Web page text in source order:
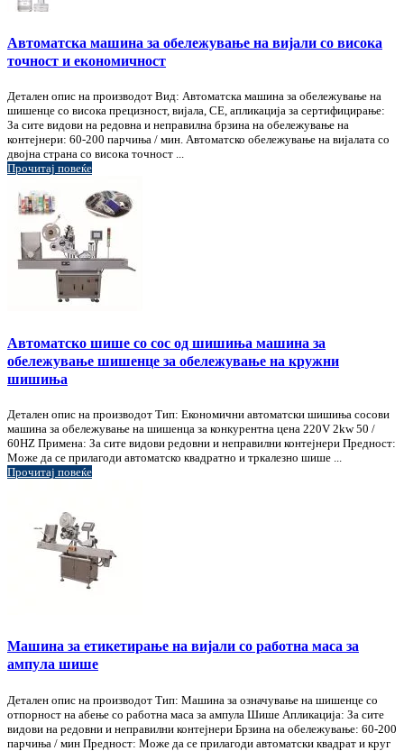
Автоматска машина за обележување на вијали со висока
точност и економичност
Детален опис на производот Вид: Автоматска машина за обележување на
шишенце со висока прецизност, вијала, CE, апликација за сертифицирање:
За сите видови на редовна и неправилна брзина на обележување на
контејнери: 60-200 парчиња / мин. Автоматско обележување на вијалата со
двојна страна со висока точност ...
Прочитај повеќе
Автоматско шише со сос од шишиња машина за
обележување шишенце за обележување на кружни
шишиња
Детален опис на производот Тип: Економични автоматски шишиња сосови
машина за обележување на шишенца за конкурентна цена 220V 2kw 50 /
60HZ Примена: За сите видови редовни и неправилни контејнери Предност:
Може да се прилагоди автоматско квадратно и тркалезно шише ...
Прочитај повеќе
Машина за етикетирање на вијали со работна маса за
ампула шише
Детален опис на производот Тип: Машина за означување на шишенце со
отпорност на абење со работна маса за ампула Шише Апликација: За сите
видови на редовни и неправилни контејнери Брзина на обележување: 60-200
парчиња / мин Предност: Може да се прилагоди автоматски квадрат и круг